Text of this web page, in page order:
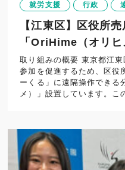
就労支援 行政
【江東区】区役所
「OriHime（オリ
取り組みの概要 東京都江
参加を促進するため、区
ーくる」に遠隔操作できる
メ）」設置しています。こ